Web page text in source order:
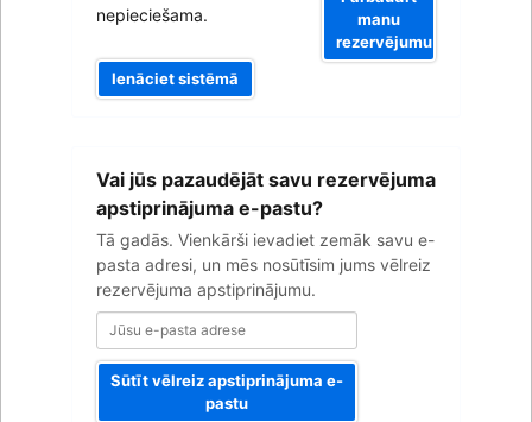
nepieciešama.
Ienāciet sistēmā
manu
rezervējumu
Vai jūs pazaudējāt savu rezervējuma
apstiprinājuma e-pastu?
Tā gadās. Vienkārši ievadiet zemāk savu e-
pasta adresi, un mēs nosūtīsim jums vēlreiz
rezervējuma apstiprinājumu.
pasta
adrese
Sūtīt vēlreiz apstiprinājuma e-
pastu